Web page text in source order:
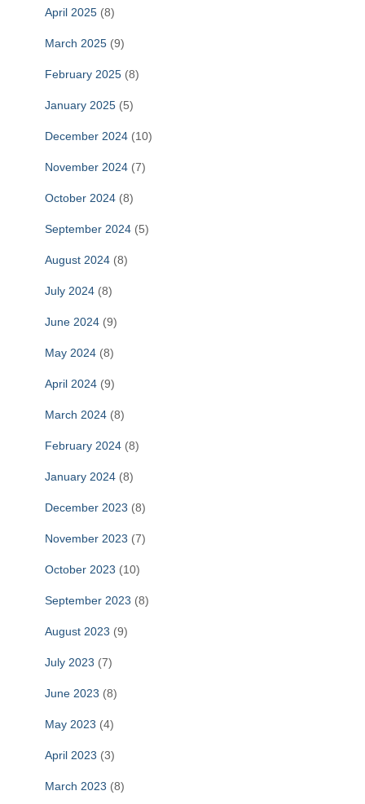
April 2025 (8)
March 2025 (9)
February 2025 (8)
January 2025 (5)
December 2024 (10)
November 2024 (7)
October 2024 (8)
September 2024 (5)
August 2024 (8)
July 2024 (8)
June 2024 (9)
May 2024 (8)
April 2024 (9)
March 2024 (8)
February 2024 (8)
January 2024 (8)
December 2023 (8)
November 2023 (7)
October 2023 (10)
September 2023 (8)
August 2023 (9)
July 2023 (7)
June 2023 (8)
May 2023 (4)
April 2023 (3)
March 2023 (8)